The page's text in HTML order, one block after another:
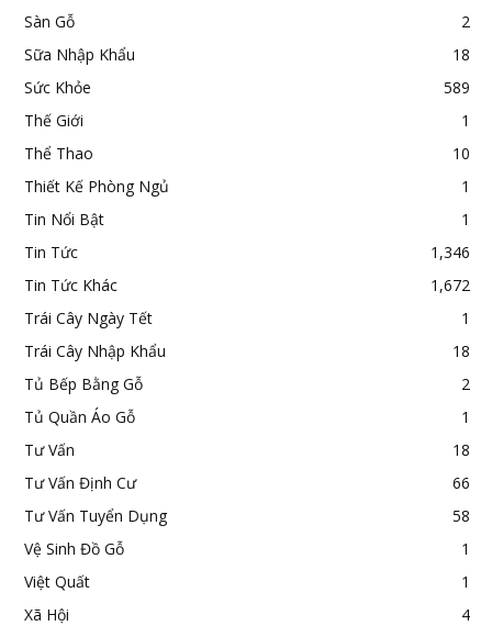
Sàn Gỗ
2
Sữa Nhập Khẩu
18
Sức Khỏe
589
Thế Giới
1
Thể Thao
10
Thiết Kế Phòng Ngủ
1
Tin Nổi Bật
1
Tin Tức
1,346
Tin Tức Khác
1,672
Trái Cây Ngày Tết
1
Trái Cây Nhập Khẩu
18
Tủ Bếp Bằng Gỗ
2
Tủ Quần Áo Gỗ
1
Tư Vấn
18
Tư Vấn Định Cư
66
Tư Vấn Tuyển Dụng
58
Vệ Sinh Đồ Gỗ
1
Việt Quất
1
Xã Hội
4